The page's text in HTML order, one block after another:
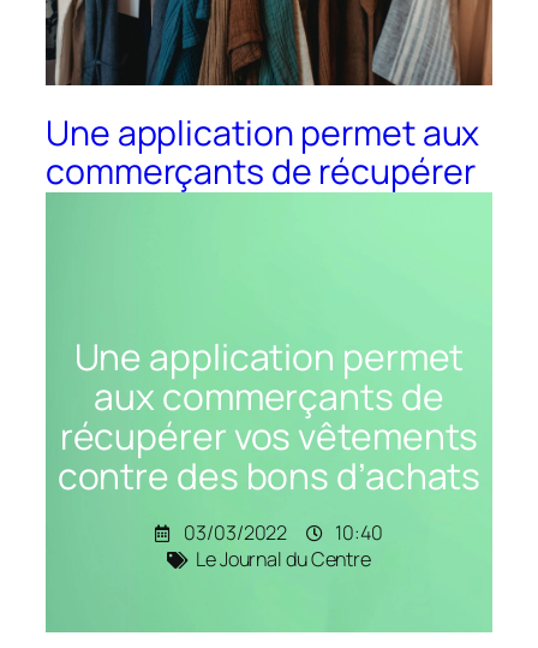
Une application permet aux
commerçants de récupérer
Une application permet
aux commerçants de
récupérer vos vêtements
contre des bons d’achats
03/03/2022
10:40
Le Journal du Centre